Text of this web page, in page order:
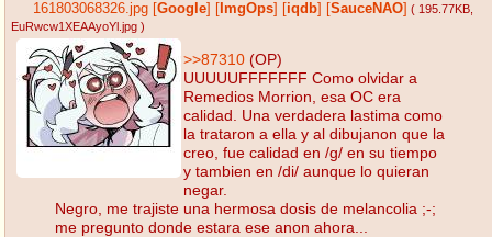
161803068326.jpg Google ImgOps iqdb SauceNAO ( 195.77KB
EuRwcw1XEAAyoYl.jpg )
>>87310 (OP)
UUUUUFFFFFFF Como olvidar a
Remedios Morrion, esa OC era
calidad. Una verdadera lastima como
la trataron a ella y al dibujanon que la
creo, fue calidad en /g/ en su tiempo
y tambien en /di/ aunque lo quieran
negar.
Negro, me trajiste una hermosa dosis de melancolia ;-;
me pregunto donde estara ese anon ahora...